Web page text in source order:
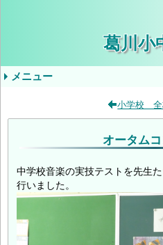
葛川小
メニュー
学校生活
いじめ防止基本方針（中
年間行事予定
令和8年度年間行事予定
気象警報発表時/災害発生
9月5日（金）の授業につ
学校評価
令和6年度学校評価
令和7年度学校評価
当サイトについて
入学を希望されるみなさま
学校公開の実施について（
教育しが
第２回学校公開日（R9入学
交通安全教室
逃走歩中
プール学習
すくすく算数
志賀お話の会
小学３・４年やまのこ学習
すくすく算数
創立記念授業
紅葉祭
小学校 (30)
中学校 (98)
葛川小中日記 (94)
年間計画 (2)
いじめ防止基本方針 (1)
地域 (7)
PTA (3)
お知らせ (7)
入学式 (3)
給食 (2)
(none) (157)
小学校 全
オータム
中学校音楽の実技テストを先生
行いました。